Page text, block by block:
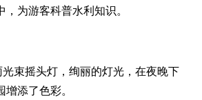
，为游客科普水利知识。
束摇头灯，绚丽的灯光，在夜晚下
添了色彩。